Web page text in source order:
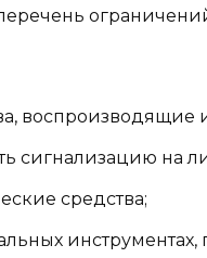
сигнализацию на
средства;
инструментах,